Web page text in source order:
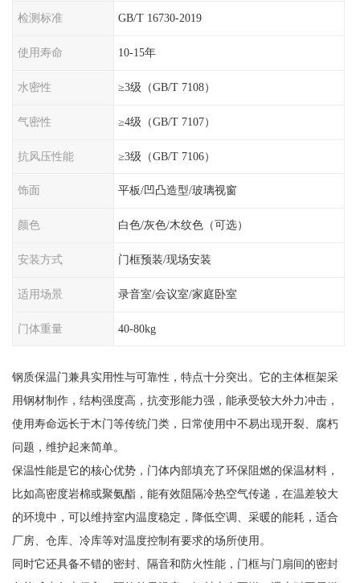
检测标准 GB/T 16730-2019
使用寿命 10-15年
水密性 ≥3级（GB/T 7108）
气密性 ≥4级（GB/T 7107）
抗风压性能 ≥3级（GB/T 7106）
饰面 平板/凹凸造型/玻璃视窗
颜色 白色/灰色/木纹色（可选）
安装方式 门框预装/现场安装
适用场景 录音室/会议室/家庭卧室
门体重量 40-80kg
钢质保温门兼具实用性与可靠性，特点十分突出。它的主体框架采
用钢材制作，结构强度高，抗变形能力强，能承受较大外力冲击，
使用寿命远长于木门等传统门类，日常使用中不易出现开裂、腐朽
问题，维护起来简单。
保温性能是它的核心优势，门体内部填充了环保阻燃的保温材料，
比如高密度岩棉或聚氨酯，能有效阻隔冷热空气传递，在温差较大
的环境中，可以维持室内温度稳定，降低空调、采暖的能耗，适合
厂房、仓库、冷库等对温度控制有要求的场所使用。
同时它还具备不错的密封、隔音和防火性能，门框与门扇间的密封